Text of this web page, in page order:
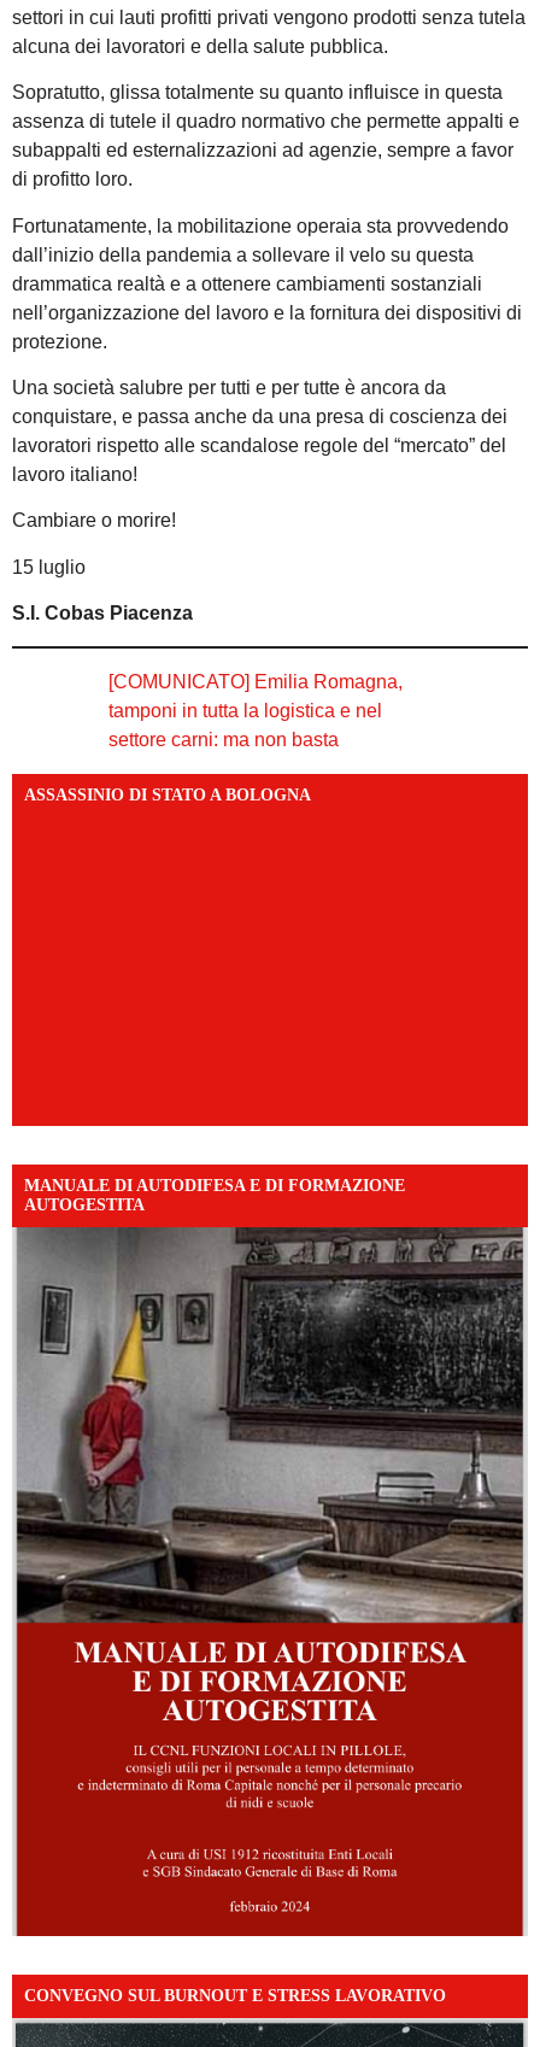
settori in cui lauti profitti privati vengono prodotti senza tutela
alcuna dei lavoratori e della salute pubblica.
Sopratutto, glissa totalmente su quanto influisce in questa
assenza di tutele il quadro normativo che permette appalti e
subappalti ed esternalizzazioni ad agenzie, sempre a favor
di profitto loro.
Fortunatamente, la mobilitazione operaia sta provvedendo
dall’inizio della pandemia a sollevare il velo su questa
drammatica realtà e a ottenere cambiamenti sostanziali
nell’organizzazione del lavoro e la fornitura dei dispositivi di
protezione.
Una società salubre per tutti e per tutte è ancora da
conquistare, e passa anche da una presa di coscienza dei
lavoratori rispetto alle scandalose regole del “mercato” del
lavoro italiano!
Cambiare o morire!
15 luglio
S.I. Cobas Piacenza
[COMUNICATO] Emilia Romagna,
tamponi in tutta la logistica e nel
settore carni: ma non basta
ASSASSINIO DI STATO A BOLOGNA
MANUALE DI AUTODIFESA E DI FORMAZIONE
AUTOGESTITA
CONVEGNO SUL BURNOUT E STRESS LAVORATIVO